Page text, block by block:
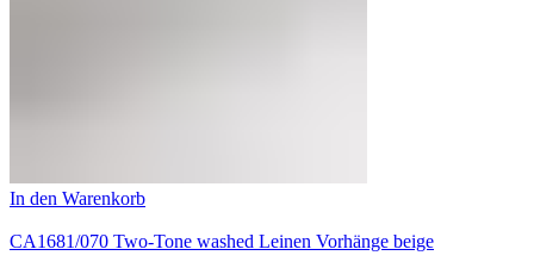
In den Warenkorb
CA1681/070 Two-Tone washed Leinen Vorhänge beige